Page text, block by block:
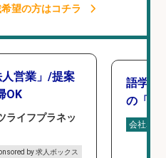
望の方はコチラ
営業」/提案
OK
ライフプラネッ
by 求人ボックス
語学力
の「海
会社名